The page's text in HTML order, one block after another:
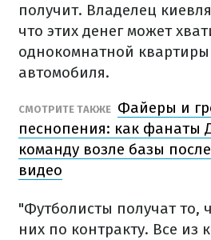
получит. Владелец
что этих денег может
однокомнатной
автомобиля.
СМОТРИТЕ ТАКЖЕ Файеры и
песнопения: как фанаты
команду возле базы
видео
"Футболисты получат то,
них по контракту. Все из